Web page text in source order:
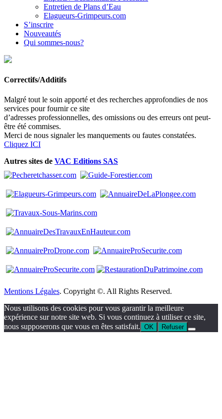
Entretien de Plans d’Eau
Elagueurs-Grimpeurs.com
S’inscrire
Nouveautés
Qui sommes-nous?
Correctifs/Additifs
Malgré tout le soin apporté et des recherches approfondies de nos
services pour fournir ce site
d’adresses professionnelles, des omissions ou des erreurs ont peut-
être été commises.
Merci de nous signaler les manquements ou fautes constatées.
Cliquez ICI
Autres sites de VAC Editions SAS
Mentions Légales. Copyright ©. All Rights Reserved.
Nous utilisons des cookies pour vous garantir la meilleure
expérience sur notre site web. Si vous continuez à utiliser ce site,
nous supposerons que vous en êtes satisfait. OK Refuser